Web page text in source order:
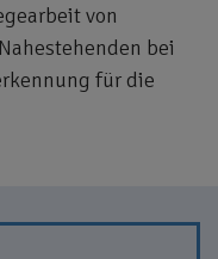
von
bei
für die